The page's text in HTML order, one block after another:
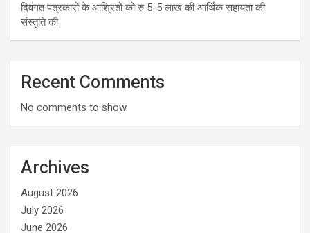
दिवंगत पत्रकारों के आश्रितों को रु 5-5 लाख की आर्थिक सहायता की
संस्तुति की
Recent Comments
No comments to show.
Archives
August 2026
July 2026
June 2026